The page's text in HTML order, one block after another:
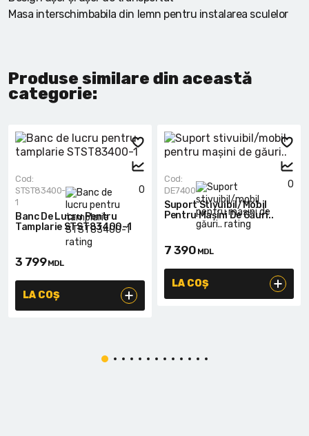
Masa interschimbabila din lemn pentru instalarea sculelor
Produse similare din această
categorie:
0
Cod:
STST83400-
1
Banc De Lucru Pentru
Tamplarie STST83400-1
3 799 MDL
LA COȘ
0
Cod:
DE7400
Suport Stivuibil/mobil
Pentru Mașini De Găuri..
7 390 MDL
LA COȘ